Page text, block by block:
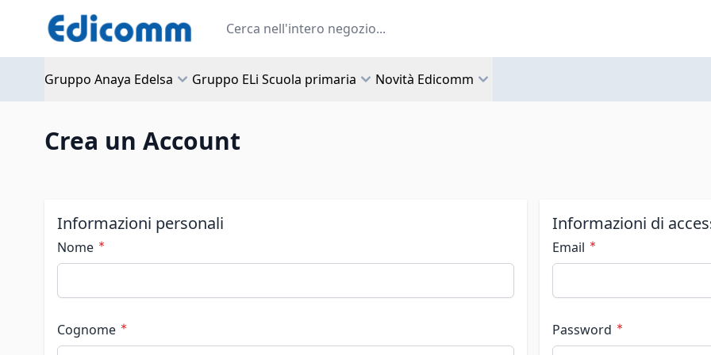
Search
Gruppo Anaya Edelsa Gruppo ELi Scuola primaria Novità Edicomm
Crea un Account
Informazioni personali
Nome
Cognome
Informazioni di
Email
Password